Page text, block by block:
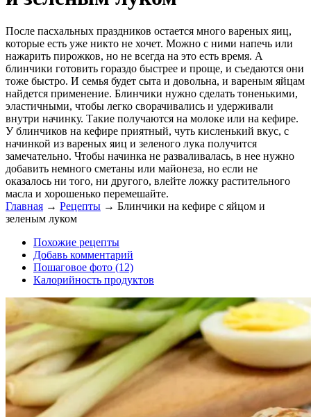
После пасхальных праздников остается много вареных яиц,
которые есть уже никто не хочет. Можно с ними напечь или
нажарить пирожков, но не всегда на это есть время. А
блинчики готовить гораздо быстрее и проще, и съедаются они
тоже быстро. И семья будет сыта и довольна, и вареным яйцам
найдется применение. Блинчики нужно сделать тоненькими,
эластичными, чтобы легко сворачивались и удерживали
внутри начинку. Такие получаются на молоке или на кефире.
У блинчиков на кефире приятный, чуть кисленький вкус, с
начинкой из вареных яиц и зеленого лука получится
замечательно. Чтобы начинка не разваливалась, в нее нужно
добавить немного сметаны или майонеза, но если не
оказалось ни того, ни другого, влейте ложку растительного
масла и хорошенько перемешайте.
Главная → Рецепты → Блинчики на кефире с яйцом и
зеленым луком
Похожие рецепты
Добавь комментарий
Пошаговое фото (12)
Калорийность продуктов